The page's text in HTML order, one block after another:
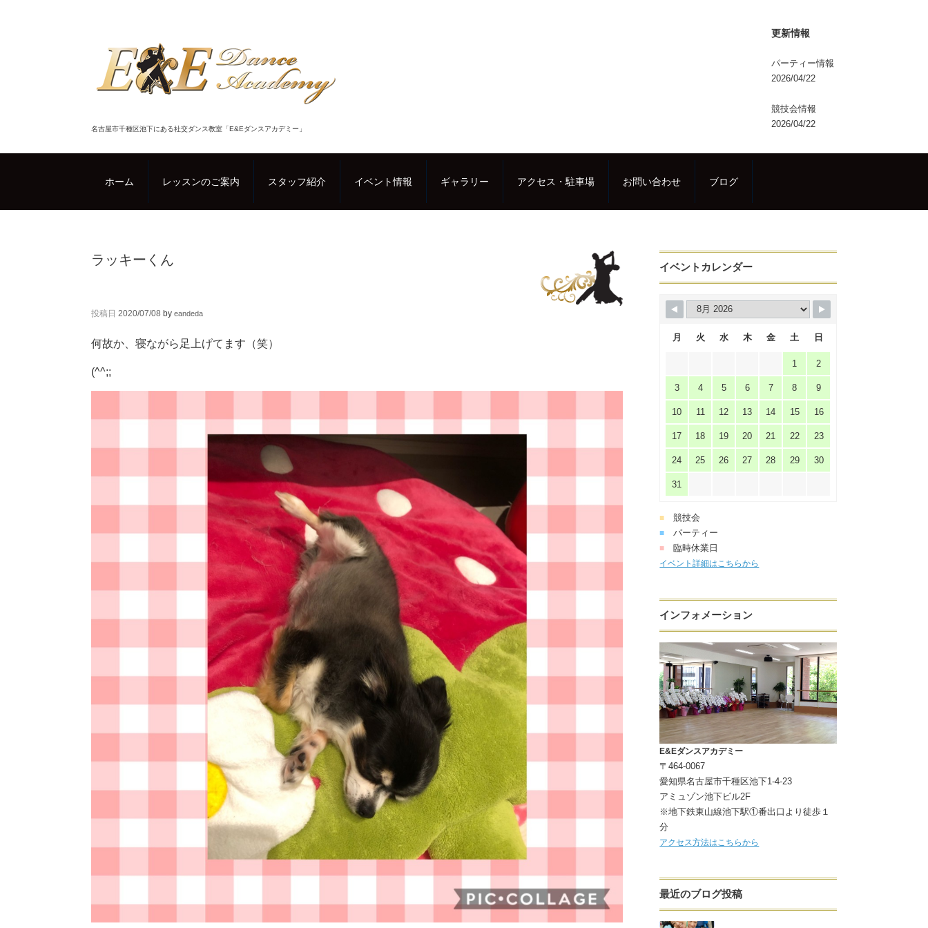
名古屋市千種区池下にある社交ダンス教室「E&Eダンスアカデミー」
更新情報
パーティー情報
2026/04/22
競技会情報
2026/04/22
ホーム レッスンのご案内 スタッフ紹介 イベント情報 ギャラリー アクセス・駐車場 お問い合わせ ブログ
ラッキーくん
投稿日 2020/07/08 by eandeda
何故か、寝ながら足上げてます（笑）
(^^;;
イベントカレンダー
月 火 水 木 金 土 日
1 2
3 4 5 6 7 8 9
10 11 12 13 14 15 16
17 18 19 20 21 22 23
24 25 26 27 28 29 30
31
■ 競技会
■ パーティー
■ 臨時休業日
イベント詳細はこちらから
インフォメーション
E&Eダンスアカデミー
〒464-0067
愛知県名古屋市千種区池下1-4-23
アミュゾン池下ビル2F
※地下鉄東山線池下駅①番出口より徒歩１
分
アクセス方法はこちらから
最近のブログ投稿